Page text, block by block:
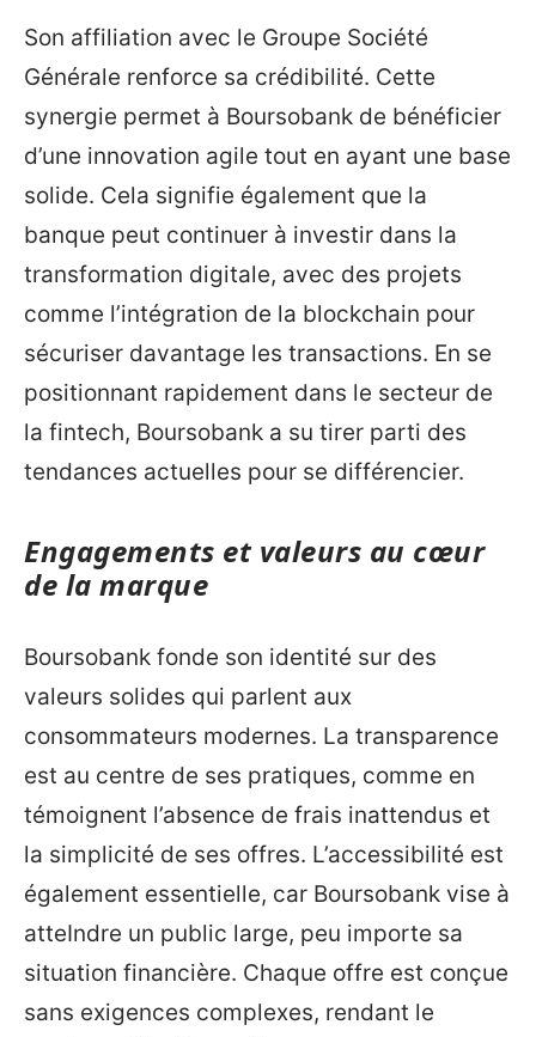
Son affiliation avec le Groupe Société
Générale renforce sa crédibilité. Cette
synergie permet à Boursobank de bénéficier
d’une innovation agile tout en ayant une base
solide. Cela signifie également que la
banque peut continuer à investir dans la
transformation digitale, avec des projets
comme l’intégration de la blockchain pour
sécuriser davantage les transactions. En se
positionnant rapidement dans le secteur de
la fintech, Boursobank a su tirer parti des
tendances actuelles pour se différencier.
Engagements et valeurs au cœur
de la marque
Boursobank fonde son identité sur des
valeurs solides qui parlent aux
consommateurs modernes. La transparence
est au centre de ses pratiques, comme en
témoignent l’absence de frais inattendus et
la simplicité de ses offres. L’accessibilité est
également essentielle, car Boursobank vise à
atteIndre un public large, peu importe sa
situation financière. Chaque offre est conçue
sans exigences complexes, rendant le